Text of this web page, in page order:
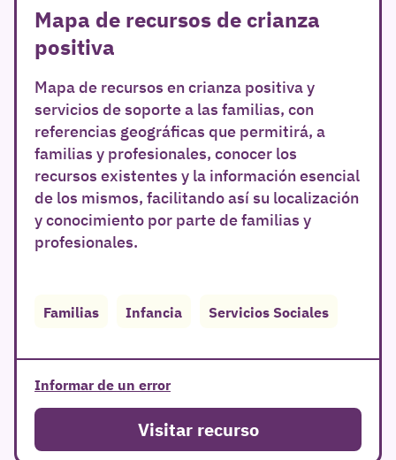
Mapa de recursos de crianza
positiva
Mapa de recursos en crianza positiva y
servicios de soporte a las familias, con
referencias geográficas que permitirá, a
familias y profesionales, conocer los
recursos existentes y la información esencial
de los mismos, facilitando así su localización
y conocimiento por parte de familias y
profesionales.
Familias Infancia Servicios Sociales
Informar de un error
Visitar recurso